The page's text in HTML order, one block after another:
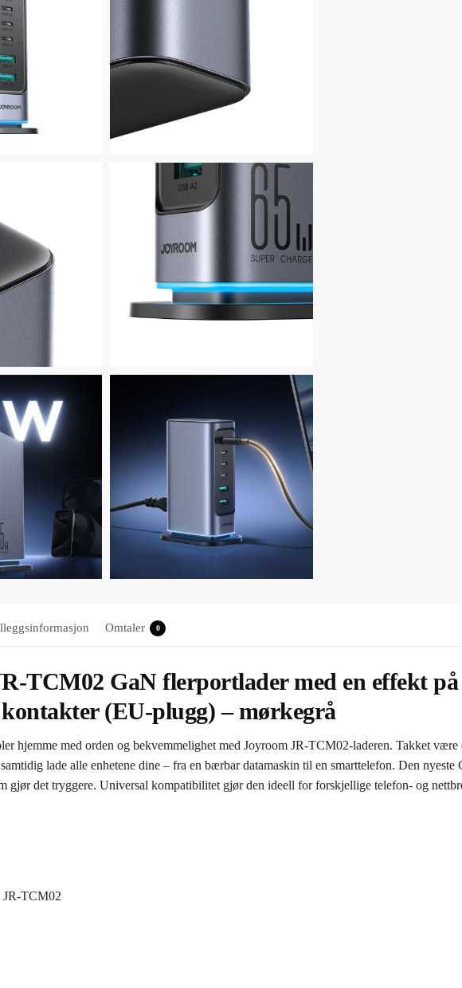
Omtaler 0
TCM02 GaN flerportlader med en effekt
(EU-plugg) – mørkegrå
hjemme med orden og bekvemmelighet med Joyroom JR-TCM02-laderen. Takket
lade alle enhetene dine – fra en bærbar datamaskin til en smarttelefon. Den
gjør det tryggere. Universal kompatibilitet gjør den ideell for forskjellige telefon- og
JR-TCM02